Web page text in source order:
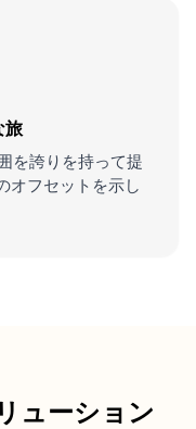
旅
を誇りを持って提
オフセットを示し
ューション